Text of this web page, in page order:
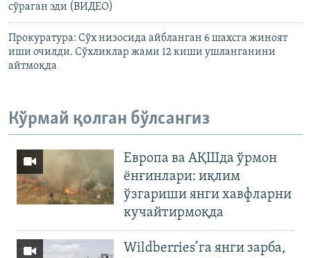
сўраган эди (ВИДЕО)
Прокуратура: Сўх низосида айбланган 6 шахсга жиноят
иши очилди. Сўхликлар жами 12 киши ушланганини
айтмоқда
Кўрмай қолган бўлсангиз
Европа ва АҚШда ўрмон
ёнғинлари: иқлим
ўзгариши янги хавфларни
кучайтирмоқда
Wildberries’га янги зарба,